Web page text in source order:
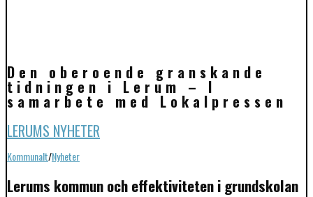
Den oberoende granskande
tidningen i Lerum – I
samarbete med Lokalpressen
LERUMS NYHETER
Kommunalt/Nyheter
Lerums kommun och effektiviteten i grundskolan